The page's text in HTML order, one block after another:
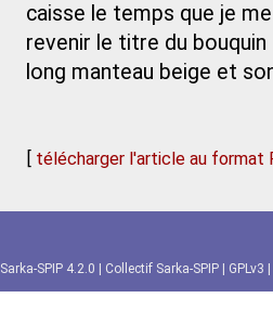
caisse le temps que je
revenir le titre du bouquin
long manteau beige et
[ télécharger l'article au format
Sarka-SPIP 4.2.0 Collectif Sarka-SPIP GPLv3